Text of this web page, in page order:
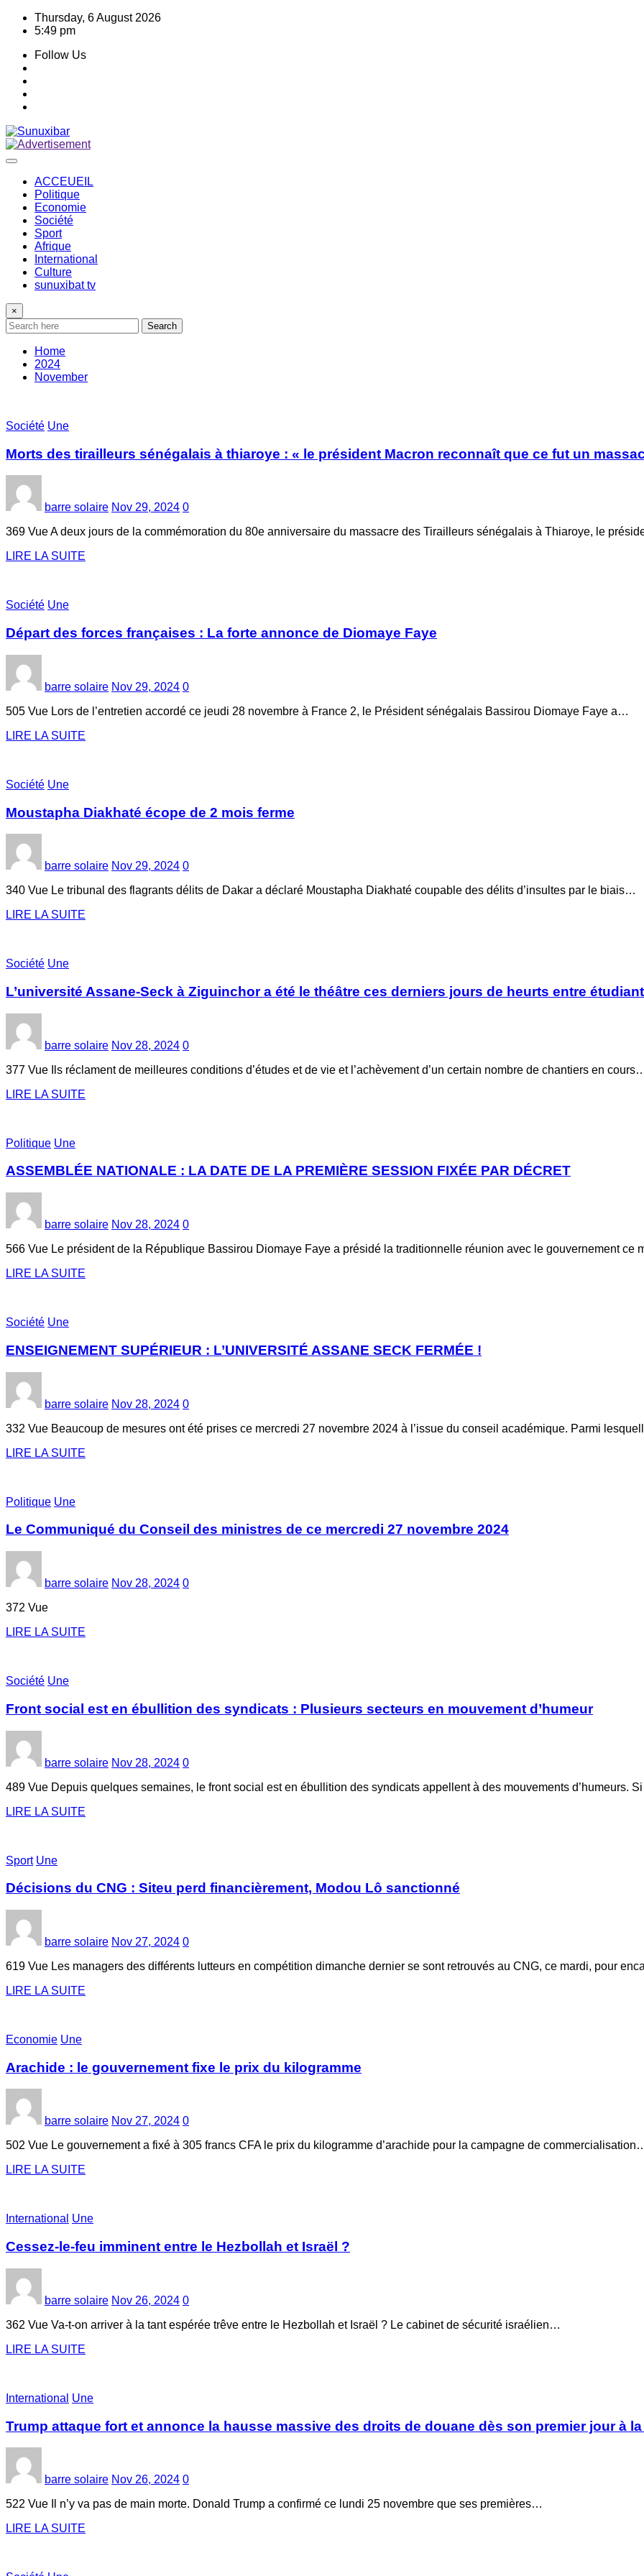
Skip
Thursday, 6 August 2026
5:49 pm
Follow Us
ACCEUEIL
Politique
Economie
Société
Sport
Afrique
International
Culture
sunuxibat tv
×
Search
Home
2024
November
Société Une
Morts des tirailleurs sénégalais à thiaroye : « le président Macron reconnaît que ce fut un
barre solaire Nov 29, 2024 0
369 Vue A deux jours de la commémoration du 80e anniversaire du massacre des Tirailleurs sénégalais à Thiaroye, le
LIRE LA SUITE
Société Une
Départ des forces françaises : La forte annonce de Diomaye Faye
barre solaire Nov 29, 2024 0
505 Vue Lors de l’entretien accordé ce jeudi 28 novembre à France 2, le Président sénégalais Bassirou Diomaye Faye a…
LIRE LA SUITE
Société Une
Moustapha Diakhaté écope de 2 mois ferme
barre solaire Nov 29, 2024 0
340 Vue Le tribunal des flagrants délits de Dakar a déclaré Moustapha Diakhaté coupable des délits d’insultes par le biais…
LIRE LA SUITE
Société Une
L’université Assane-Seck à Ziguinchor a été le théâtre ces derniers jours de heurts entre
barre solaire Nov 28, 2024 0
377 Vue Ils réclament de meilleures conditions d’études et de vie et l’achèvement d’un certain nombre de chantiers en
LIRE LA SUITE
Politique Une
ASSEMBLÉE NATIONALE : LA DATE DE LA PREMIÈRE SESSION FIXÉE PAR DÉCRET
barre solaire Nov 28, 2024 0
566 Vue Le président de la République Bassirou Diomaye Faye a présidé la traditionnelle réunion avec le gouvernement ce
LIRE LA SUITE
Société Une
ENSEIGNEMENT SUPÉRIEUR : L’UNIVERSITÉ ASSANE SECK FERMÉE !
barre solaire Nov 28, 2024 0
332 Vue Beaucoup de mesures ont été prises ce mercredi 27 novembre 2024 à l’issue du conseil académique. Parmi
LIRE LA SUITE
Politique Une
Le Communiqué du Conseil des ministres de ce mercredi 27 novembre 2024
barre solaire Nov 28, 2024 0
372 Vue
LIRE LA SUITE
Société Une
Front social est en ébullition des syndicats : Plusieurs secteurs en mouvement d’humeur
barre solaire Nov 28, 2024 0
489 Vue Depuis quelques semaines, le front social est en ébullition des syndicats appellent à des mouvements d’humeurs.
LIRE LA SUITE
Sport Une
Décisions du CNG : Siteu perd financièrement, Modou Lô sanctionné
barre solaire Nov 27, 2024 0
619 Vue Les managers des différents lutteurs en compétition dimanche dernier se sont retrouvés au CNG, ce mardi, pour
LIRE LA SUITE
Economie Une
Arachide : le gouvernement fixe le prix du kilogramme
barre solaire Nov 27, 2024 0
502 Vue Le gouvernement a fixé à 305 francs CFA le prix du kilogramme d’arachide pour la campagne de
LIRE LA SUITE
International Une
Cessez-le-feu imminent entre le Hezbollah et Israël ?
barre solaire Nov 26, 2024 0
362 Vue Va-t-on arriver à la tant espérée trêve entre le Hezbollah et Israël ? Le cabinet de sécurité israélien…
LIRE LA SUITE
International Une
Trump attaque fort et annonce la hausse massive des droits de douane dès son premier jour à
barre solaire Nov 26, 2024 0
522 Vue Il n’y va pas de main morte. Donald Trump a confirmé ce lundi 25 novembre que ses premières…
LIRE LA SUITE